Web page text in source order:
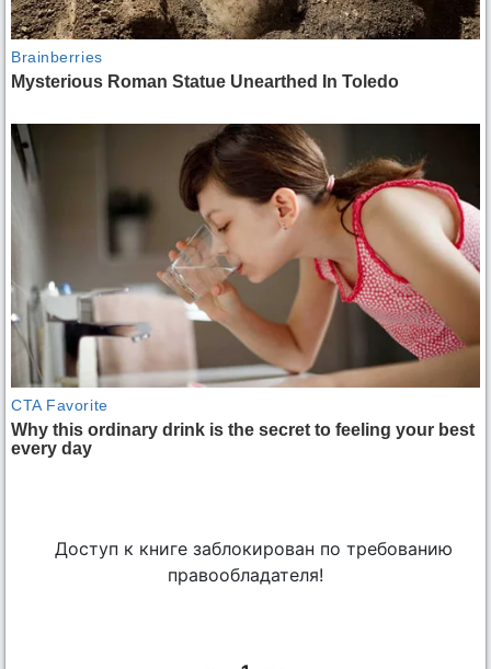
Доступ к книге заблокирован по требованию
правообладателя!